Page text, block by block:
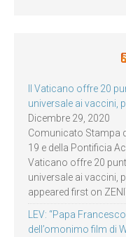
Il Vaticano offre 20
universale ai vaccini,
Dicembre 29, 2020
Comunicato Stampa
19 e della Pontificia
Vaticano offre 20
universale ai vaccini,
appeared first on
LEV: “Papa
dell’omonimo film di